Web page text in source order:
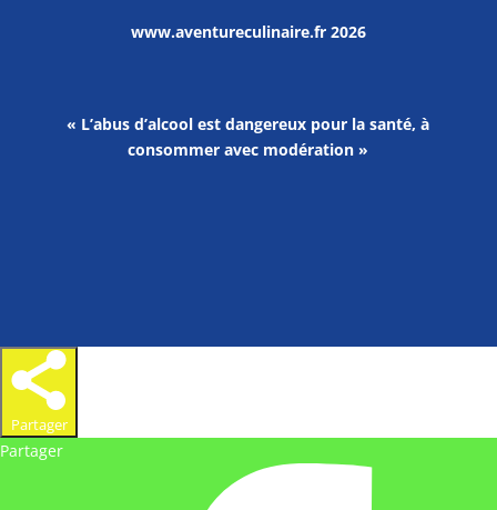
www.aventureculinaire.fr2026
« L’abus d’alcool est dangereux pour la santé, à
consommer avec modération »
Partager
Partager